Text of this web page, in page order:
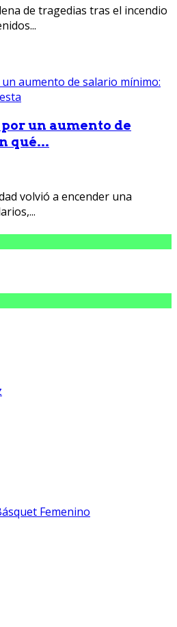
de tragedias tras el incendio
un aumento de
qué...
volvió a encender una
Femenino